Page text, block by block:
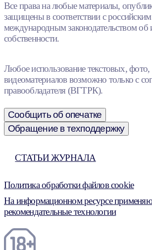
Все права на любые материалы,
защищены в соответствии с
международным законодательством об
собственности.
Любое использование текстовых, фото,
видеоматериалов возможно только с
правообладателя (ВГТРК).
Сообщить об опечатке
Обращение в техподдержку
СТАТЬИ ЖУРНАЛА
Политика обработки файлов cookie
На информационном ресурсе
рекомендательные технологии